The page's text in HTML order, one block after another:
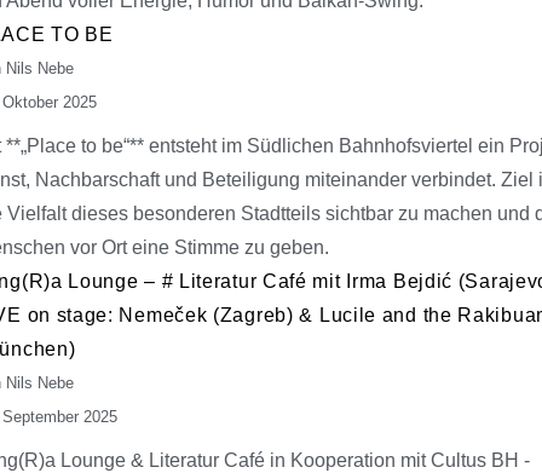
TO BE
Nils Nebe
2025
**„Place to be“** entsteht im Südlichen Bahnhofsviertel ein
Nachbarschaft und Beteiligung miteinander verbindet. Ziel
Vielfalt dieses besonderen Stadtteils sichtbar zu machen und
vor Ort eine Stimme zu geben.
Lounge – # Literatur Café mit Irma Bejdić
on stage: Nemeček (Zagreb) & Lucile and the
Nils Nebe
2025
Lounge & Literatur Café in Kooperation mit Cultus BH -